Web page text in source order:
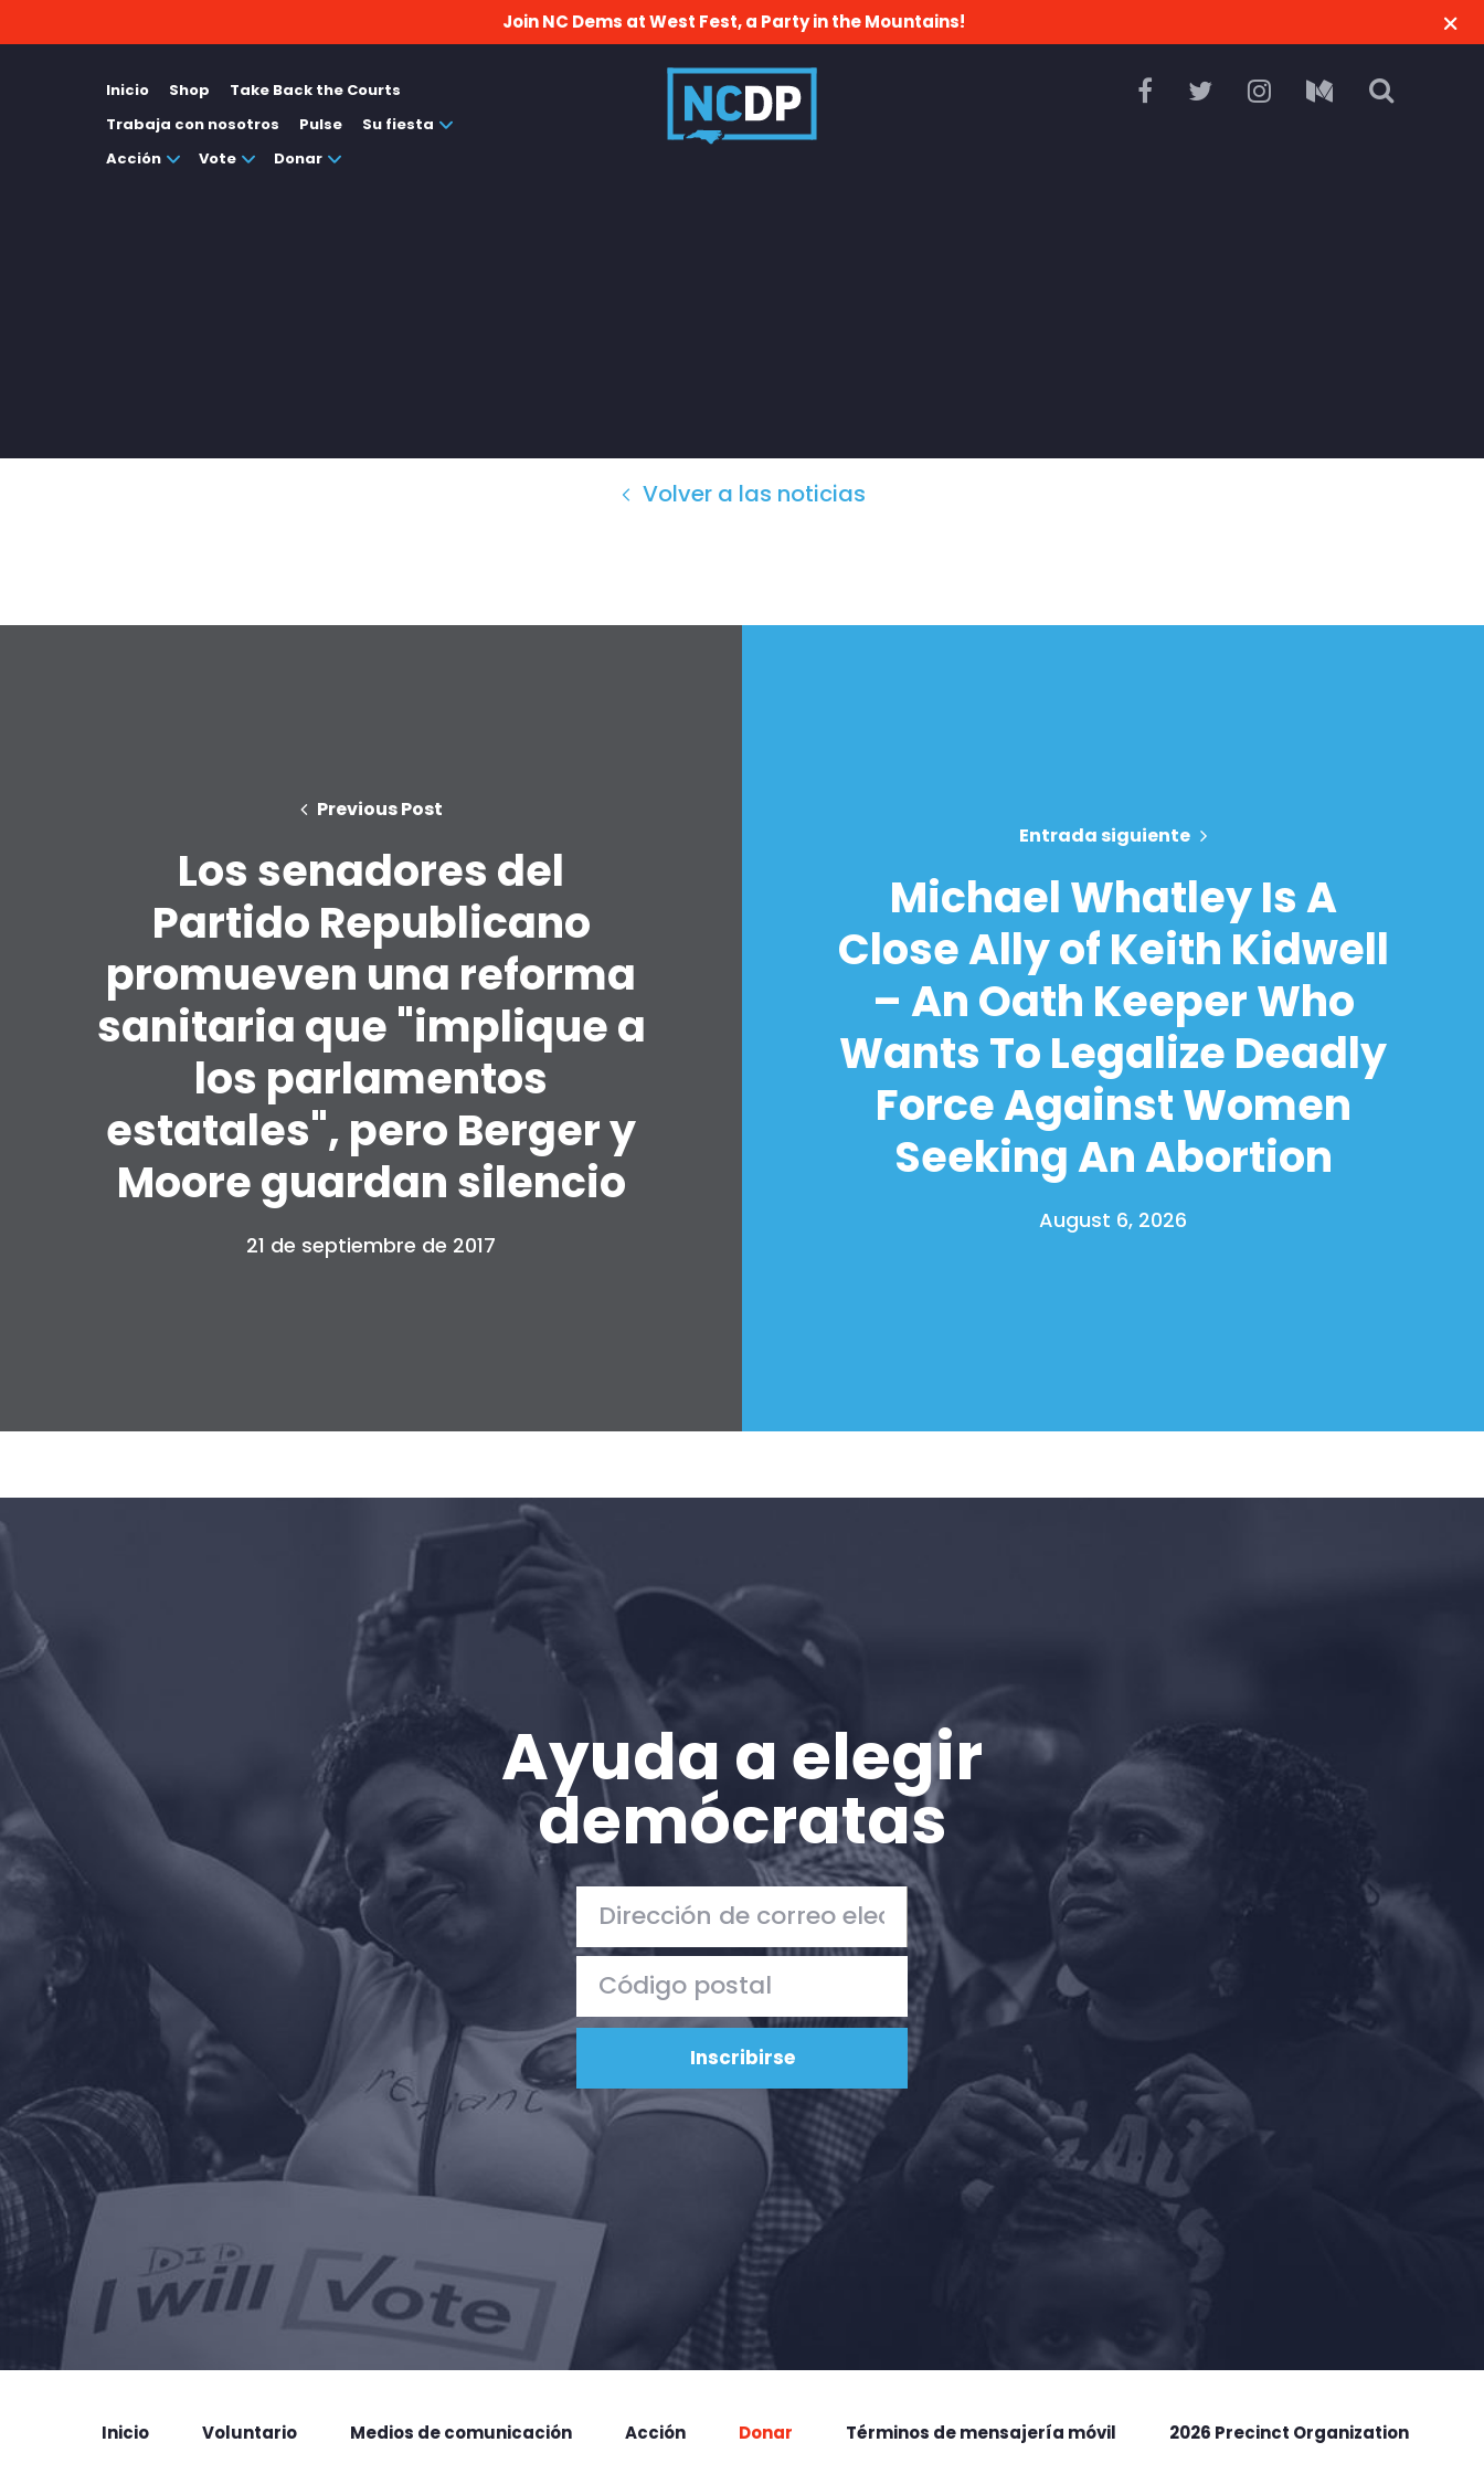
Take Back the Courts
Trabaja con nosotros
Pulse
Donar
Join NC Dems at West Fest, a Party in the Mountains!
Inicio Shop
Take Back the Courts
Trabaja con nosotros
Pulse
Su fiesta
Acción
Vote Donar
Volver a las noticias
Previous Post
Los senadores del
Partido Republicano
promueven una reforma
sanitaria que "implique a
los parlamentos
estatales", pero Berger y
Moore guardan silencio
21 de septiembre de 2017
Entrada siguiente
Michael Whatley Is A
Close Ally of Keith Kidwell
– An Oath Keeper Who
Wants To Legalize Deadly
Force Against Women
Seeking An Abortion
August 6, 2026
Ayuda a elegir
demócratas
Inicio Voluntario Medios de comunicación Acción Donar Términos de mensajería móvil 2026 Precinct Organization